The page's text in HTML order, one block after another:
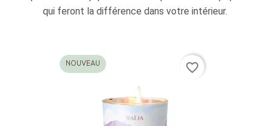
qui feront la différence dans votre intérieur.
NOUVEAU favorite_border